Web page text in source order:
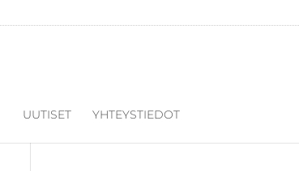
UUTISET YHTEYSTIEDOT